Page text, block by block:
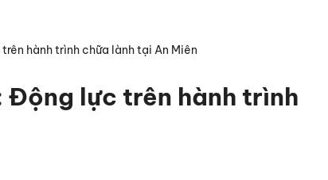
hành trình chữa lành tại An Miên
Động lực trên hành trình